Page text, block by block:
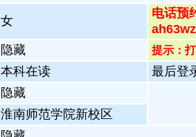
女
电话预
隐藏 提示：
本科在读
最后登
隐藏
淮南师范学院新校区